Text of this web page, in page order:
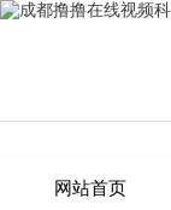
撸撸在线
网站首页